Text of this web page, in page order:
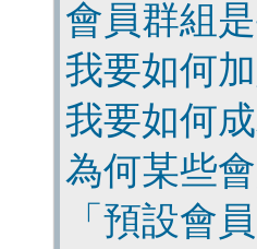
會員群組
我要如何
我要如何
為何某些
「預設會